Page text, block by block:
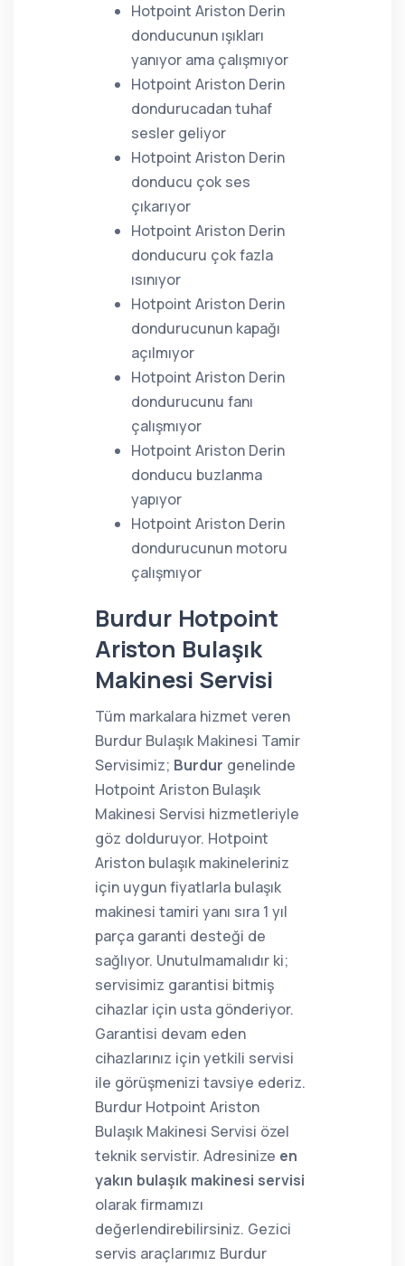
Hotpoint Ariston Derin
donducunun ışıkları
yanıyor ama çalışmıyor
Hotpoint Ariston Derin
dondurucadan tuhaf
sesler geliyor
Hotpoint Ariston Derin
donducu çok ses
çıkarıyor
Hotpoint Ariston Derin
donducuru çok fazla
ısınıyor
Hotpoint Ariston Derin
dondurucunun kapağı
açılmıyor
Hotpoint Ariston Derin
dondurucunu fanı
çalışmıyor
Hotpoint Ariston Derin
donducu buzlanma
yapıyor
Hotpoint Ariston Derin
dondurucunun motoru
çalışmıyor
Burdur Hotpoint
Ariston Bulaşık
Makinesi Servisi
Tüm markalara hizmet veren
Burdur Bulaşık Makinesi Tamir
Servisimiz; Burdur genelinde
Hotpoint Ariston Bulaşık
Makinesi Servisi hizmetleriyle
göz dolduruyor. Hotpoint
Ariston bulaşık makineleriniz
için uygun fiyatlarla bulaşık
makinesi tamiri yanı sıra 1 yıl
parça garanti desteği de
sağlıyor. Unutulmamalıdır ki;
servisimiz garantisi bitmiş
cihazlar için usta gönderiyor.
Garantisi devam eden
cihazlarınız için yetkili servisi
ile görüşmenizi tavsiye ederiz.
Burdur Hotpoint Ariston
Bulaşık Makinesi Servisi özel
teknik servistir. Adresinize en
yakın bulaşık makinesi servisi
olarak firmamızı
değerlendirebilirsiniz. Gezici
servis araçlarımız Burdur